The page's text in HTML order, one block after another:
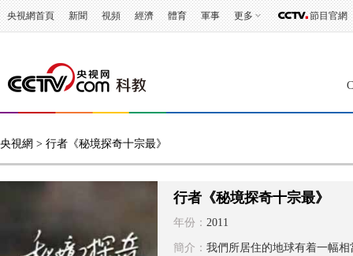
央視網首頁 新聞 視頻 經濟 體育 軍事 更多 節目官網
央視網 > 行者《秘境探奇十宗最》
行者《秘境探奇十宗最》
年份： 2011
簡介： 我們所居住的地球有着一幅